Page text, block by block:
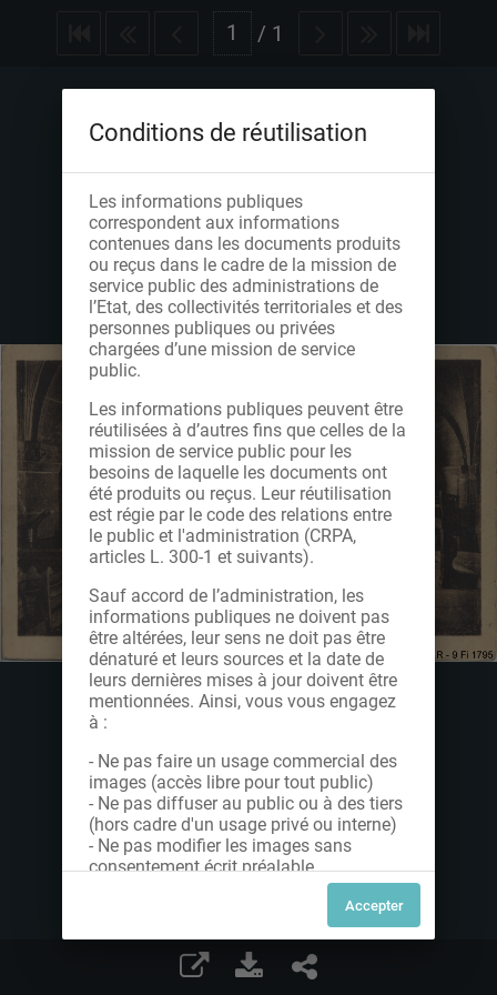
/ 1
Conditions de réutilisation
Les informations publiques
correspondent aux informations
contenues dans les documents produits
ou reçus dans le cadre de la mission de
service public des administrations de
l’Etat, des collectivités territoriales et des
personnes publiques ou privées
chargées d’une mission de service
public.
Les informations publiques peuvent être
réutilisées à d’autres fins que celles de la
mission de service public pour les
besoins de laquelle les documents ont
été produits ou reçus. Leur réutilisation
est régie par le code des relations entre
le public et l'administration (CRPA,
articles L. 300-1 et suivants).
Sauf accord de l’administration, les
informations publiques ne doivent pas
être altérées, leur sens ne doit pas être
dénaturé et leurs sources et la date de
leurs dernières mises à jour doivent être
mentionnées. Ainsi, vous vous engagez
à :
- Ne pas faire un usage commercial des
images (accès libre pour tout public)
- Ne pas diffuser au public ou à des tiers
(hors cadre d'un usage privé ou interne)
- Ne pas modifier les images sans
consentement écrit préalable
Dans le cas contraire, nous vous invitons
à nous contacter afin de solliciter le type
de Licence souhaitée parmi celles
proposées et le cas échéant, acquitter